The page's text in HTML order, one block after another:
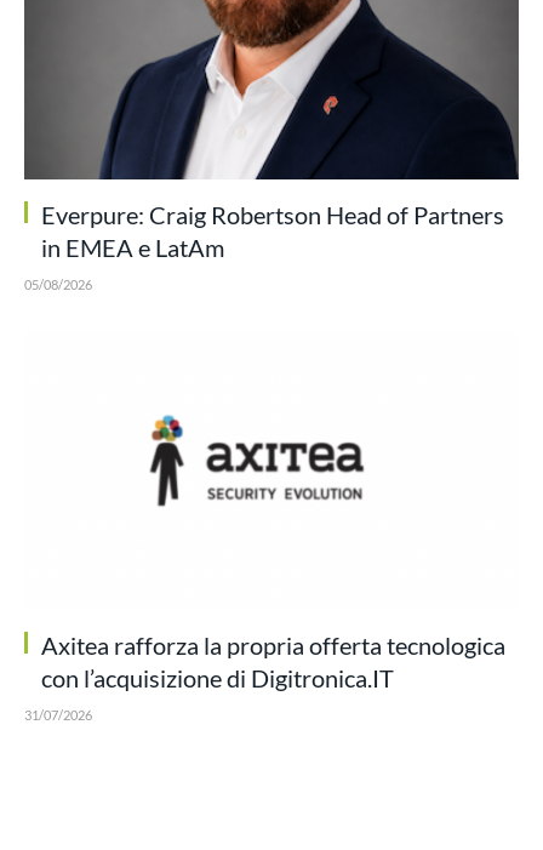
Everpure: Craig Robertson Head of Partners
in EMEA e LatAm
05/08/2026
Axitea rafforza la propria offerta tecnologica
con l’acquisizione di Digitronica.IT
31/07/2026